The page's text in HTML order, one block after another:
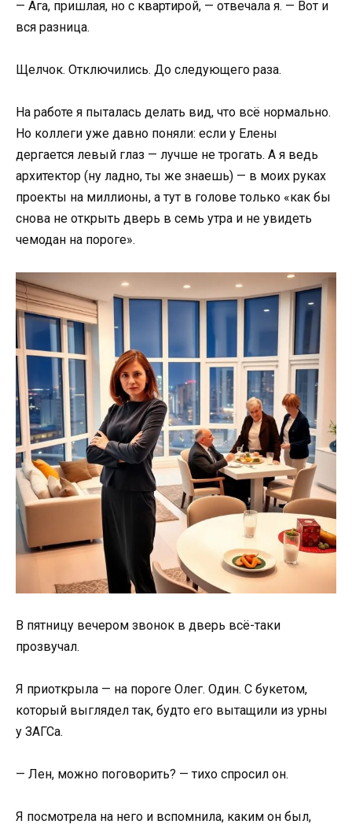
— Ага, пришлая, но с квартирой, — отвечала я. — Вот и
вся разница.
Щелчок. Отключились. До следующего раза.
На работе я пыталась делать вид, что всё нормально.
Но коллеги уже давно поняли: если у Елены
дергается левый глаз — лучше не трогать. А я ведь
архитектор (ну ладно, ты же знаешь) — в моих руках
проекты на миллионы, а тут в голове только «как бы
снова не открыть дверь в семь утра и не увидеть
чемодан на пороге».
В пятницу вечером звонок в дверь всё-таки
прозвучал.
Я приоткрыла — на пороге Олег. Один. С букетом,
который выглядел так, будто его вытащили из урны
у ЗАГСа.
— Лен, можно поговорить? — тихо спросил он.
Я посмотрела на него и вспомнила, каким он был,